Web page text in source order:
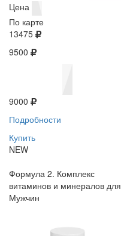
Цена
По карте
13475
9500
9000
Подробности
Купить
NEW
Формула 2. Комплекс
витаминов и минералов для
Мужчин